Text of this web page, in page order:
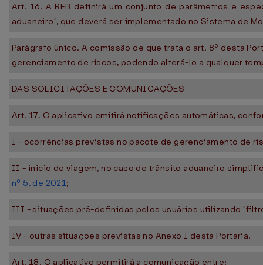
Art. 16. A RFB definirá um conjunto de parâmetros e
aduaneiro", que deverá ser implementado no Sistema de
Parágrafo único. A comissão de que trata o art. 8º desta
gerenciamento de riscos, podendo alterá-lo a qualquer
DAS SOLICITAÇÕES E COMUNICAÇÕES
Art. 17. O aplicativo emitirá notificações automáticas,
I - ocorrências previstas no pacote de gerenciamento de
II - início de viagem, no caso de trânsito aduaneiro
nº 5, de 2021;
III - situações pré-definidas pelos usuários utilizando
IV - outras situações previstas no Anexo I desta Portaria.
Art. 18. O aplicativo permitirá a comunicação entre: